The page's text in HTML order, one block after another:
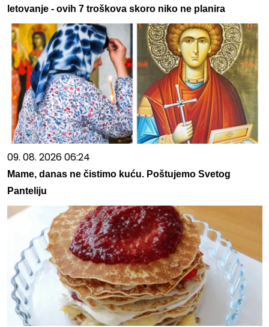
letovanje - ovih 7 troškova skoro niko ne planira
09. 08. 2026 06:24
Mame, danas ne čistimo kuću. Poštujemo Svetog
Panteliju